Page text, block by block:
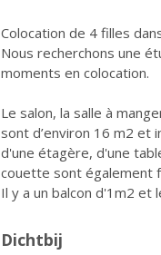
Colocation de 4 filles
Nous recherchons une
moments en colocation.
Le salon, la salle à
sont d’environ 16 m2 et
d'une étagère, d'une
couette sont également
Il y a un balcon d'1m2
Dichtbij